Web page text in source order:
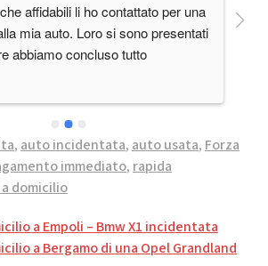
affidabili li ho contattato per una
mia auto. Loro si sono presentati
abbiamo concluso tutto
, auto incidentata, auto usata, Forza
immediato, rapida
domicilio
a Empoli – Bmw X1 incidentata
a Bergamo di una Opel Grandland